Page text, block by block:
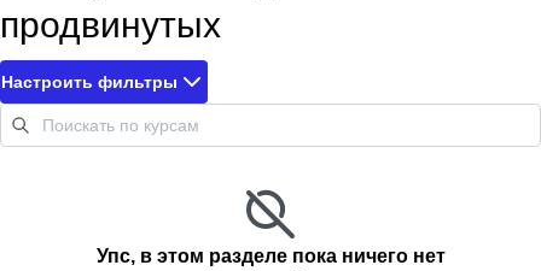
продвинутых
Настроить фильтры
Упс, в этом разделе пока ничего нет